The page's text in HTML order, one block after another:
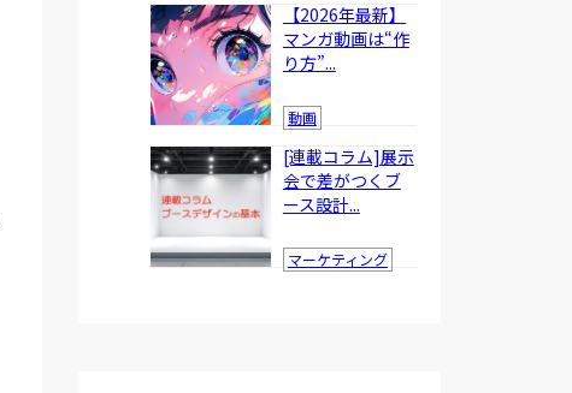
【2026年最新】
マンガ動画は“作
り方”...
動画
[連載コラム]展示
会で差がつくブ
ース設計...
マーケティング